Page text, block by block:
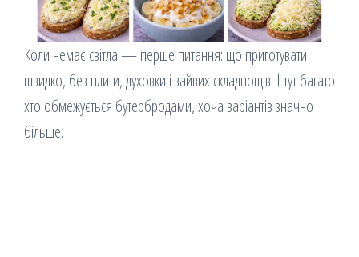
Коли немає світла — перше питання: що приготувати
швидко, без плити, духовки і зайвих складнощів. І тут багато
хто обмежується бутербродами, хоча варіантів значно
більше.